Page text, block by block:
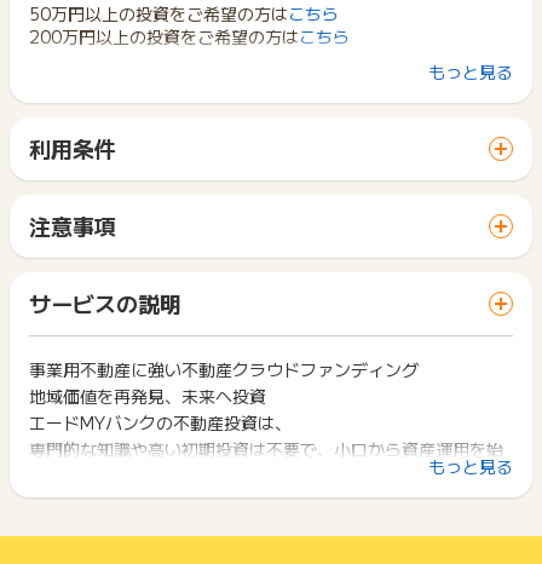
50万円以上の投資をご希望の方はこちら
200万円以上の投資をご希望の方はこちら
①新規で口座を開設し、エードMYバンク38号への出資金の振
②エードMYバンク37号CPで新規で口座を開設したがご出資が
間に合わなかった方で、38号への出資金の振込が完了した方
※クーリングオフによりキャンセルとなった場合は除外
※別途実施するキャンペーンとの併用は不可
【ポイント獲得対象外条件】
・出資申込内容の不備、虚偽、いたずら、重複などの不正行為
・既存の出資者（過去に一度でも当社商品に出資されたことが
ある方）
※ただし、投資家登録後、出資未経験の方は承認対象
・過去に当社で同様の成果条件によるサービスをご利用いただ
いた方
・退会後にメールアドレスを変更して再登録・再出資されたと
※ポイントに関するお問い合わせを広告主様へ直接連絡された場
もっと見る
利用条件
サイトに移動してからお申し込みやお買い物が完了するまでの
間に、同じブラウザ（※）で他のサイトに移動した場合はポイン
ト獲得ができません。
「 サイトへ行ってポイントGET 」ボタンを押した時とサービ
ス・お買い物利用時で、デバイス・ブラウザが異なる場合はポ
イント獲得ができません。
2回以上同じお買い物・サービスをご利用される場合は、毎回
ポイントタウンに戻り、「 サイトへ行ってポイントGET 」ボ
タンを押してからご利用ください。
下記の事項に該当する場合、広告主側で対象外とみなし、「獲
い物を複数回ご利用された場合
注意事項
一部のサービスにつきましては、1商品につき10円単位の金額
は切り捨てとなります。
ポイント獲得が1ポイント未満のものは切り捨てとなり、ポイ
ント履歴には記載されません。
原則として広告主側のポイント等を利用して支払われた金額分
につきましては、ポイントタウンのポイント獲得の対象には含
まれません。
広告主が運営しているサービスの都合もしくは会員様の都合で
商品の交換や一部でもキャンセルされた場合、ポイントが無効
になる可能性もございます。
サービスの説明
事業用不動産に強い不動産クラウドファンディング
地域価値を再発見、未来へ投資
エードMYバンクの不動産投資は、
専門的な知識や高い初期投資は不要で、小口から資産運用を始
もっと見る